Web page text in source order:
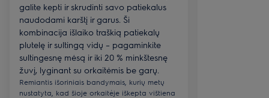
galite kepti ir skrudinti savo patiekalus
naudodami karštį ir garus. Ši
kombinacija išlaiko traškią patiekalų
plutelę ir sultingą vidų – pagaminkite
sultingesnę mėsą ir iki 20 % minkštesnę
žuvį, lyginant su orkaitėmis be garų.
Remiantis išoriniais bandymais, kurių metų
nustatyta, kad šioje orkaitėje iškepta vištiena